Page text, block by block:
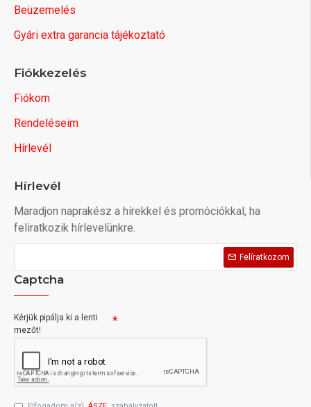
Beüzemelés
Gyári extra garancia tájékoztató
Fiókkezelés
Fiókom
Rendeléseim
Hírlevél
Hírlevél
Maradjon naprakész a hírekkel és promóciókkal, ha
feliratkozik hírlevelünkre.
Felíratkozom
Captcha
Kérjük pipálja ki a lenti
mezőt!